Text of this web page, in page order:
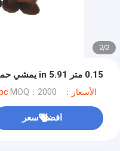
2
/
2
0.15 متر 5.91 in يمشي حمار كبير لطيف بقرة حيوان محشو
الأسعار：USD3.0-5.0/pc MOQ：2000 قطعة
افضل سعر